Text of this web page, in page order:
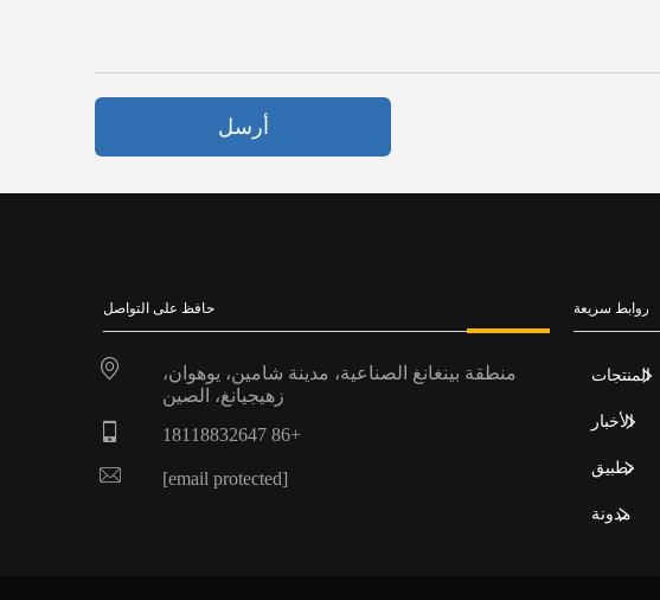
أرسل
روابط سريعة
المنتجات
الأخبار
تطبيق
مدونة
حافظ على التواصل
منطقة بينغانغ الصناعية، مدينة شامين، يوهوان،
زهيجيانغ، الصين
+86 18118832647
[email protected]